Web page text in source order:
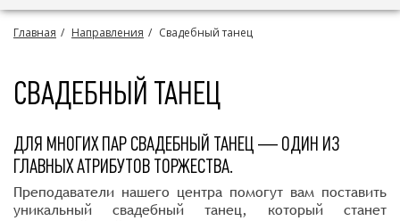
Главная Направления Свадебный танец
СВАДЕБНЫЙ ТАНЕЦ
ДЛЯ МНОГИХ ПАР СВАДЕБНЫЙ ТАНЕЦ — ОДИН ИЗ
ГЛАВНЫХ АТРИБУТОВ ТОРЖЕСТВА.
Преподаватели нашего центра помогут вам поставить
уникальный свадебный танец, который станет